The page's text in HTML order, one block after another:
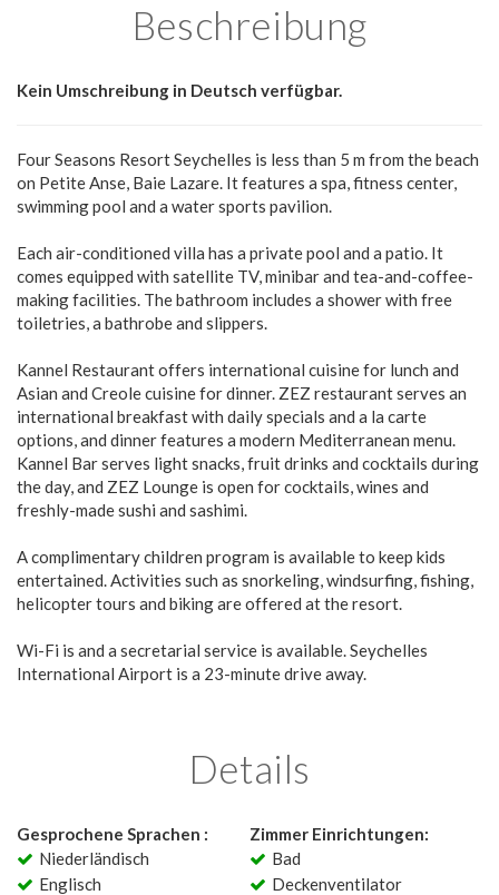
Beschreibung
Kein Umschreibung in Deutsch verfügbar.
Four Seasons Resort Seychelles is less than 5 m from the beach
on Petite Anse, Baie Lazare. It features a spa, fitness center,
swimming pool and a water sports pavilion.
Each air-conditioned villa has a private pool and a patio. It
comes equipped with satellite TV, minibar and tea-and-coffee-
making facilities. The bathroom includes a shower with free
toiletries, a bathrobe and slippers.
Kannel Restaurant offers international cuisine for lunch and
Asian and Creole cuisine for dinner. ZEZ restaurant serves an
international breakfast with daily specials and a la carte
options, and dinner features a modern Mediterranean menu.
Kannel Bar serves light snacks, fruit drinks and cocktails during
the day, and ZEZ Lounge is open for cocktails, wines and
freshly-made sushi and sashimi.
A complimentary children program is available to keep kids
entertained. Activities such as snorkeling, windsurfing, fishing,
helicopter tours and biking are offered at the resort.
Wi-Fi is and a secretarial service is available. Seychelles
International Airport is a 23-minute drive away.
Details
Gesprochene Sprachen :
Niederländisch
Englisch
Zimmer Einrichtungen:
Bad
Deckenventilator